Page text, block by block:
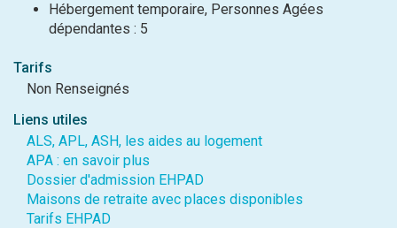
Hébergement temporaire, Personnes Agées
dépendantes : 5
Tarifs
Non Renseignés
Liens utiles
ALS, APL, ASH, les aides au logement
APA : en savoir plus
Dossier d'admission EHPAD
Maisons de retraite avec places disponibles
Tarifs EHPAD